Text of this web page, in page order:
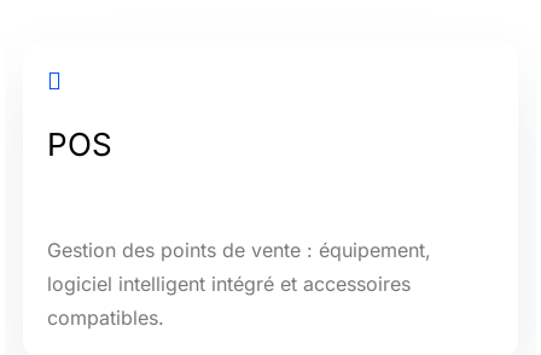

POS
Gestion des points de vente : équipement,
logiciel intelligent intégré et accessoires
compatibles.